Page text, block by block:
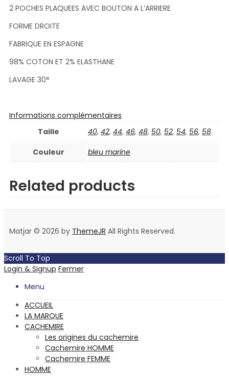
2 POCHES PLAQUEES AVEC BOUTON A L’ARRIERE
FORME DROITE
FABRIQUE EN ESPAGNE
98% COTON ET 2% ELASTHANE
LAVAGE 30°
Informations complémentaires
Taille
40, 42, 44, 46, 48, 50, 52, 54, 56, 58
Couleur
bleu marine
Related products
Matjar © 2026 by ThemeJR All Rights Reserved.
Scroll To Top
Login & Signup Fermer
Menu
ACCUEIL
LA MARQUE
CACHEMIRE
Les origines du cachemire
Cachemire HOMME
Cachemire FEMME
HOMME